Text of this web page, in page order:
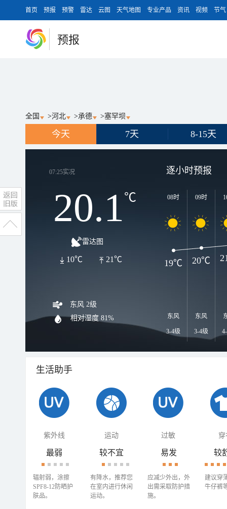
首页 预报 预警 雷达 云图 天气地图 专业产品 资讯 视频 节气
预报
全国 >河北 >承德 >塞罕坝
今天 7天 8-15天
07:25实况
20.1℃
雷达图
21℃
10℃
东风 2级
相对湿度 81%
逐小时预报
08时
东风
3-4级
09时
东风
3-4级
19℃ 20℃
生活助手
紫外线 运动 过敏 穿
最弱
辐射弱，涂擦
SPF8-12防晒护
肤品。
较不宜
有降水，推荐您
在室内进行休闲
运动。
易发
应减少外出，外
出需采取防护措
施。
较
建议穿
牛仔裤